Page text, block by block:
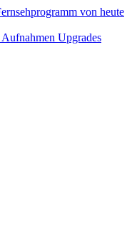
Aufnahmen Upgrades